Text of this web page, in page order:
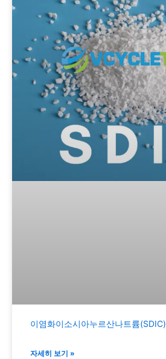
이염화이소시아누르산나트륨(SDIC)
자세히 보기 »